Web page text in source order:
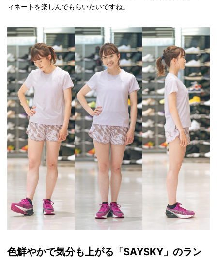
ィネートを楽しんでもらいたいですね。
色鮮やかで気分も上がる「SAYSKY」のラン